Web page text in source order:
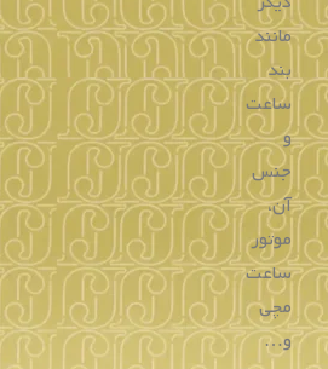
برند
بالمن
(Balmain)
ویژگی‌هایی
منحصر
بفرد
خاص
دارد
که
باعث
شده